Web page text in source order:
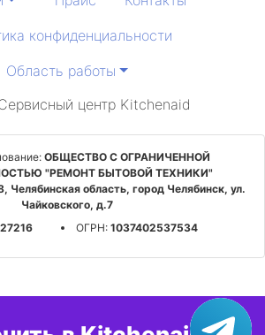
конфиденциальности
Область работы
центр Kitchenaid
ОБЩЕСТВО С ОГРАНИЧЕННОЙ
"РЕМОНТ БЫТОВОЙ ТЕХНИКИ"
Челябинская область, город Челябинск, ул.
Чайковского, д.7
ОГРН: 1037402537534